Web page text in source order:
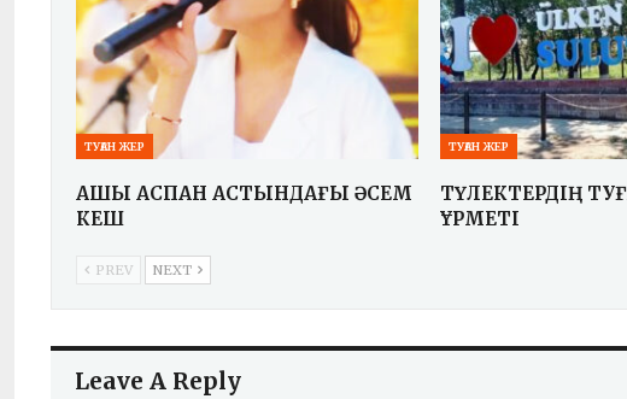
ТУҒАН ЖЕР
АШЫҚ АСПАН АСТЫНДАҒЫ ӘСЕМ
КЕШ
ТУҒАН ЖЕР
ТҮЛЕКТЕРДІҢ
ҚҰРМЕТІ
PREV NEXT
Leave A Reply